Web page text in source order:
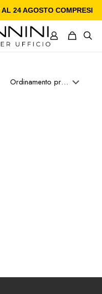
24 AGOSTO COMPRESI